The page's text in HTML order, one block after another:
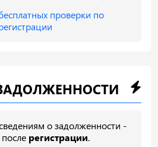
проверки по
о задолженности -
регистрации.